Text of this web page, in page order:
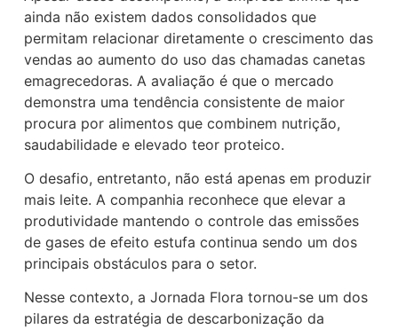
ainda não existem dados consolidados que
permitam relacionar diretamente o crescimento das
vendas ao aumento do uso das chamadas canetas
emagrecedoras. A avaliação é que o mercado
demonstra uma tendência consistente de maior
procura por alimentos que combinem nutrição,
saudabilidade e elevado teor proteico.
O desafio, entretanto, não está apenas em produzir
mais leite. A companhia reconhece que elevar a
produtividade mantendo o controle das emissões
de gases de efeito estufa continua sendo um dos
principais obstáculos para o setor.
Nesse contexto, a Jornada Flora tornou-se um dos
pilares da estratégia de descarbonização da